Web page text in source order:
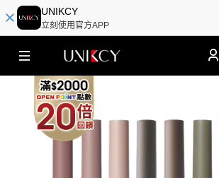
UNIKCY
立刻使用官方APP